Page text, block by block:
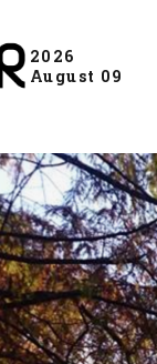
2026
August 09